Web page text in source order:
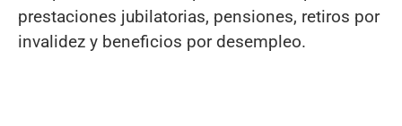
prestaciones jubilatorias, pensiones, retiros por
invalidez y beneficios por desempleo.